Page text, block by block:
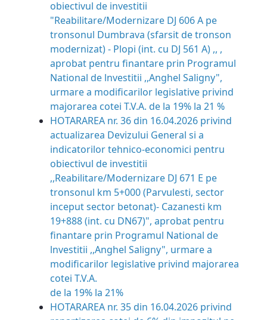
obiectivul de investitii
"Reabilitare/Modernizare DJ 606 A pe
tronsonul Dumbrava (sfarsit de tronson
modernizat) - Plopi (int. cu DJ 561 A) ,, ,
aprobat pentru finantare prin Programul
National de lnvestitii ,,Anghel Saligny",
urmare a modificarilor legislative privind
majorarea cotei T.V.A. de la 19% la 21 %
HOTARAREA nr. 36 din 16.04.2026 privind
actualizarea Devizului General si a
indicatorilor tehnico-economici pentru
obiectivul de investitii
,,Reabilitare/Modernizare DJ 671 E pe
tronsonul km 5+000 (Parvulesti, sector
inceput sector betonat)- Cazanesti km
19+888 (int. cu DN67)", aprobat pentru
finantare prin Programul National de
lnvestitii ,,Anghel Saligny", urmare a
modificarilor legislative privind majorarea
cotei T.V.A.
de la 19% la 21%
HOTARAREA nr. 35 din 16.04.2026 privind